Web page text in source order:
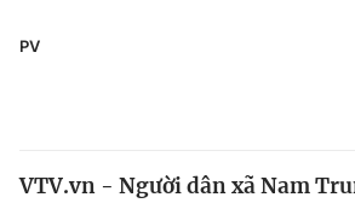
PV
VTV.vn - Người dân xã Nam